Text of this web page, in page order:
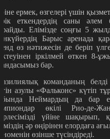
ермек, өзгелері үшін
еткендердің саны
Елімізде соңғы 5
Барыс аренада
өз нәтижесін де беріп
іркілмей өткен 8-
бар.
команданың
азулы «Фальконс» күтіп
Неймардың да бар
өкілі Рио-де-
үйіне шақырып,
әр өңірінен елордаға
өзінше түсіндіреді.